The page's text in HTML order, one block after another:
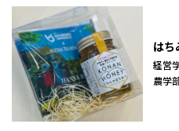
はち
経営
農学